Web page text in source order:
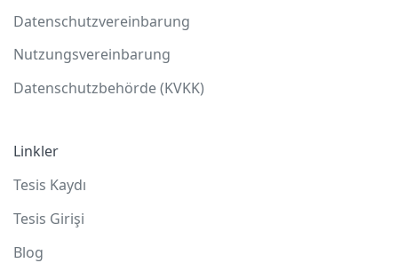
Datenschutzvereinbarung
Nutzungsvereinbarung
Datenschutzbehörde (KVKK)
Linkler
Tesis Kaydı
Tesis Girişi
Blog